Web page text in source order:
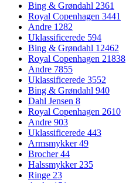
Bing & Grøndahl 2361
Royal Copenhagen 3441
Andre 1282
Uklassificerede 594
Bing & Grøndahl 12462
Royal Copenhagen 21838
Andre 7855
Uklassificerede 3552
Bing & Grøndahl 940
Dahl Jensen 8
Royal Copenhagen 2610
Andre 903
Uklassificerede 443
Armsmykker49
Brocher44
Halssmykker235
Ringe 23